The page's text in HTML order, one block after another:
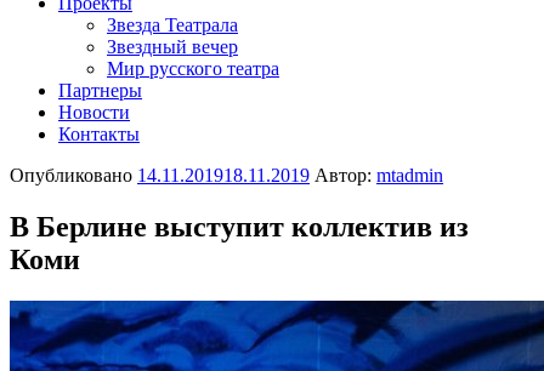
Звезда Театрала
Звездный вечер
Мир русского театра
Партнеры
Новости
Контакты
Опубликовано 14.11.201918.11.2019 Автор: mtadmin
В Берлине выступит коллектив из
Коми